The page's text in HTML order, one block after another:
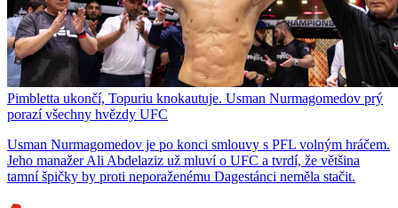
Pimbletta ukončí, Topuriu knokautuje. Usman Nurmagomedov prý
porazí všechny hvězdy UFC
Usman Nurmagomedov je po konci smlouvy s PFL volným hráčem.
Jeho manažer Ali Abdelaziz už mluví o UFC a tvrdí, že většina
tamní špičky by proti neporaženému Dagestánci neměla stačit.